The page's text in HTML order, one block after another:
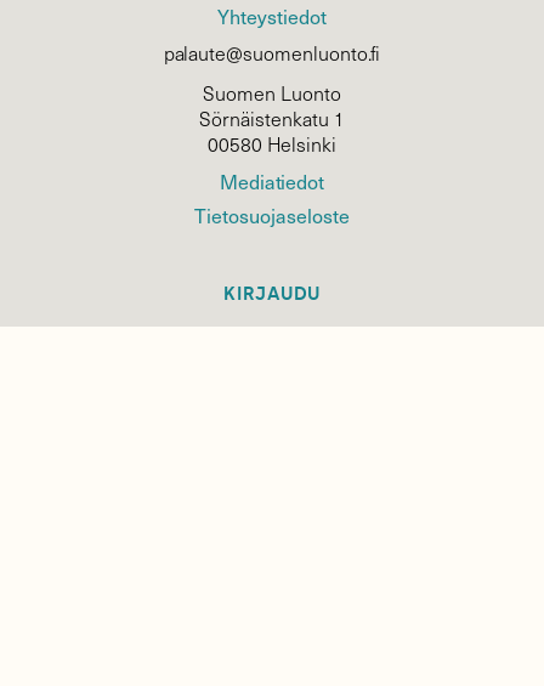
Yhteystiedot
palaute@suomenluonto.fi
Suomen Luonto
Sörnäistenkatu 1
00580 Helsinki
Mediatiedot
Tietosuojaseloste
KIRJAUDU